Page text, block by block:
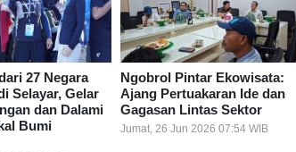
27 Negara
Selayar, Gelar
dan Dalami
Bumi
Ngobrol Pintar Ekowisata:
Ajang Pertuakaran Ide dan
Gagasan Lintas Sektor
Jumat, 26 Jun 2026 07:54 WIB